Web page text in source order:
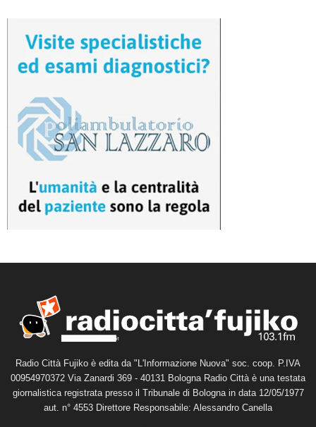
Radio Città Fujiko è edita da "L'Informazione Nuova" soc. coop. P.IVA
00954970372 Via Zanardi 369 - 40131 Bologna Radio Città è una testata
giornalistica registrata presso il Tribunale di Bologna in data 12/05/1977
aut. n° 4553 Direttore Responsabile: Alessandro Canella